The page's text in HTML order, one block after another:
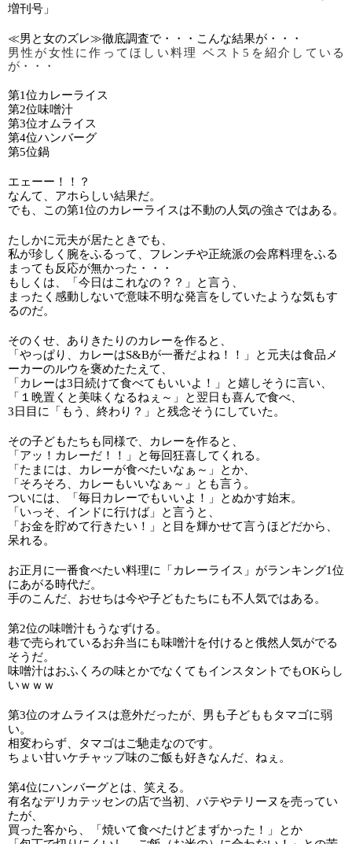
増刊号」
≪男と女のズレ≫徹底調査で・・・こんな結果が・・・
男性が女性に作ってほしい料理 ベスト5を紹介している
が・・・
第1位カレーライス
第2位味噌汁
第3位オムライス
第4位ハンバーグ
第5位鍋
エェーー！！？
なんて、アホらしい結果だ。
でも、この第1位のカレーライスは不動の人気の強さではある。
たしかに元夫が居たときでも、
私が珍しく腕をふるって、フレンチや正統派の会席料理をふる
まっても反応が無かった・・・
もしくは、「今日はこれなの？？」と言う、
まったく感動しないで意味不明な発言をしていたような気もす
るのだ。
そのくせ、ありきたりのカレーを作ると、
「やっぱり、カレーはS&Bが一番だよね！！」と元夫は食品メ
ーカーのルウを褒めたたえて、
「カレーは3日続けて食べてもいいよ！」と嬉しそうに言い、
「１晩置くと美味くなるねぇ～」と翌日も喜んで食べ、
3日目に「もう、終わり？」と残念そうにしていた。
その子どもたちも同様で、カレーを作ると、
「アッ！カレーだ！！」と毎回狂喜してくれる。
「たまには、カレーが食べたいなぁ～」とか、
「そろそろ、カレーもいいなぁ～」とも言う。
ついには、「毎日カレーでもいいよ！」とぬかす始末。
「いっそ、インドに行けば」と言うと、
「お金を貯めて行きたい！」と目を輝かせて言うほどだから、
呆れる。
お正月に一番食べたい料理に「カレーライス」がランキング1位
にあがる時代だ。
手のこんだ、おせちは今や子どもたちにも不人気ではある。
第2位の味噌汁もうなずける。
巷で売られているお弁当にも味噌汁を付けると俄然人気がでる
そうだ。
味噌汁はおふくろの味とかでなくてもインスタントでもOKらし
いｗｗｗ
第3位のオムライスは意外だったが、男も子どももタマゴに弱
い。
相変わらず、タマゴはご馳走なのです。
ちょい甘いケチャップ味のご飯も好きなんだ、ねぇ。
第4位にハンバーグとは、笑える。
有名なデリカテッセンの店で当初、パテやテリーヌを売ってい
たが、
買った客から、「焼いて食べたけどまずかった！」とか